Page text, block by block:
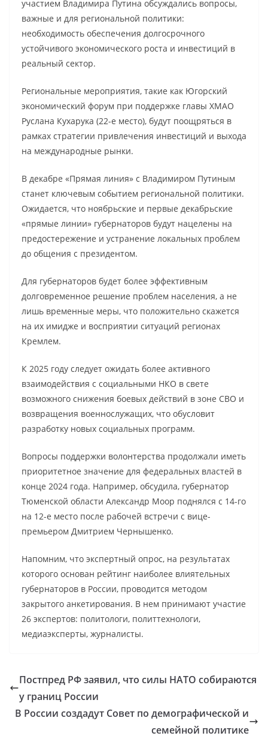
участием Владимира Путина обсуждались вопросы,
важные и для региональной политики:
необходимость обеспечения долгосрочного
устойчивого экономического роста и инвестиций в
реальный сектор.
Региональные мероприятия, такие как Югорский
экономический форум при поддержке главы ХМАО
Руслана Кухарука (22-е место), будут поощряться в
рамках стратегии привлечения инвестиций и выхода
на международные рынки.
В декабре «Прямая линия» с Владимиром Путиным
станет ключевым событием региональной политики.
Ожидается, что ноябрьские и первые декабрьские
«прямые линии» губернаторов будут нацелены на
предостережение и устранение локальных проблем
до общения с президентом.
Для губернаторов будет более эффективным
долговременное решение проблем населения, а не
лишь временные меры, что положительно скажется
на их имидже и восприятии ситуаций регионах
Кремлем.
К 2025 году следует ожидать более активного
взаимодействия с социальными НКО в свете
возможного снижения боевых действий в зоне СВО и
возвращения военнослужащих, что обусловит
разработку новых социальных программ.
Вопросы поддержки волонтерства продолжали иметь
приоритетное значение для федеральных властей в
конце 2024 года. Например, обсудила, губернатор
Тюменской области Александр Моор поднялся с 14-го
на 12-е место после рабочей встречи с вице-
премьером Дмитрием Чернышенко.
Напомним, что экспертный опрос, на результатах
которого основан рейтинг наиболее влиятельных
губернаторов в России, проводится методом
закрытого анкетирования. В нем принимают участие
26 экспертов: политологи, политтехнологи,
медиаэксперты, журналисты.
Постпред РФ заявил, что силы НАТО собираются
у границ России
В России создадут Совет по демографической и
семейной политике